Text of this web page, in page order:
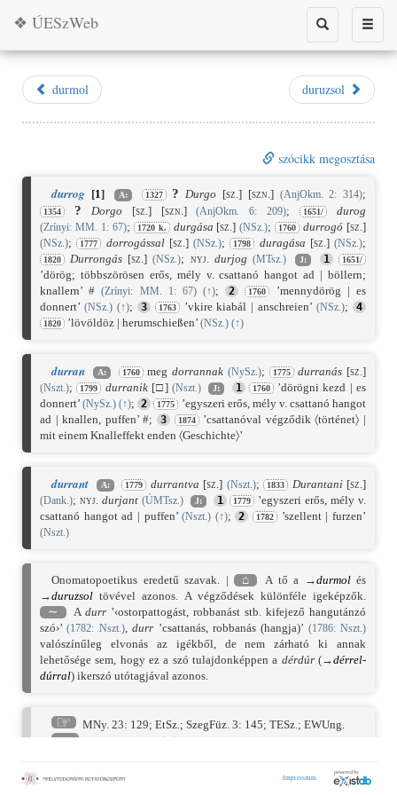
Toggle
Toggle
search
❖ ÚESzWeb
durmol duruzsol
szócikk megosztása
durrog [1] A: 1327 ? Durgo [sz.] [szn.] (AnjOkm. 2: 314);
1354 ? Dorgo [sz.][szn.] (AnjOkm. 6: 209); 1651/ durog
(Zrínyi: MM. 1: 67); 1720 k. durgása [sz.] (NSz.); 1760 durrogó [sz.]
(NSz.); 1777 dorrogással[sz.] (NSz.); 1798 duragása [sz.] (NSz.);
1820 Durrongás [sz.] (NSz.); nyj. durjog (MTsz.) J: 1 1651/
’dörög; többszörösen erős, mély v. csattanó hangot ad | böllern;
knallern’ #(Zrínyi: MM. 1: 67) (↑); 2 1760
’mennydörög | es
donnert’ (NSz.) (↑); 3 1763 ’vkire kiabál | anschreien’(NSz.); 4
1820 ’lövöldöz | herumschießen’ (NSz.) (↑)
durran A: 1760 megdorrannak (NySz.); 1775 durranás [sz.]
(Nszt.); 1799 durranik[□] (Nszt.) J: 1 1760 ’dörögni kezd | es
donnert’(NySz.) (↑); 2 1775
’egyszeri erős, mély v. csattanó hangot
ad | knallen, puffen’ #;
3 1874 ’csattanóval végződik 〈történet〉 |
mit einem Knalleffekt enden 〈Geschichte〉’
durrant A: 1779 durrantva [sz.] (Nszt.); 1833 Durantani [sz.]
(Dank.); nyj. durjant (ÚMTsz.) J: 1 1779
’egyszeri erős, mély v.
csattanó hangot ad | puffen’(Nszt.) (↑); 2 1782 ’szellent | furzen’
(Nszt.)
Onomatopoetikus eredetű szavak. | ⌂ A tő a →durmolés
→duruzsol tövével azonos. A végződések különféle igeképzők.
∼
A durr ’‹ostorpattogást, robbanást stb. kifejező hangutánzó
szó›’(1782: Nszt.),durr ’csattanás, robbanás (hangja)’ (1786: Nszt.)
valószínűleg elvonás az igékből, de nem zárható ki annak
lehetősége sem, hogy ez a szó tulajdonképpen a dérdúr(→dérrel-
dúrral) ikerszó utótagjával azonos.
☞ MNy. 23: 129;EtSz.;SzegFüz. 3: 145;TESz.;EWUng.
→ dörög